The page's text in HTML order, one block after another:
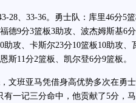
、33-36。勇士队：库里46分5
德9分3篮板3助攻、波杰姆斯基6
攻、卡斯尔23分10篮板10助攻、
斯11分2篮板、凯尔登6分9篮板。
班亚马凭借身高优势多次在勇
一记三分命中，他贡献了5分，